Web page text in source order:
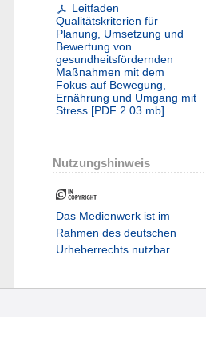
Leitfaden
Qualitätskriterien für
Planung, Umsetzung und
Bewertung von
gesundheitsfördernden
Maßnahmen mit dem
Fokus auf Bewegung,
Ernährung und Umgang mit
Stress [PDF 2.03 mb]
Nutzungshinweis
Das Medienwerk ist im
Rahmen des deutschen
Urheberrechts nutzbar.